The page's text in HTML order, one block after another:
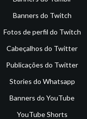
Banners do Twitch
Fotos de perfil do Twitch
Cabeçalhos do Twitter
Publicações do Twitter
Stories do Whatsapp
Banners do YouTube
YouTube Shorts